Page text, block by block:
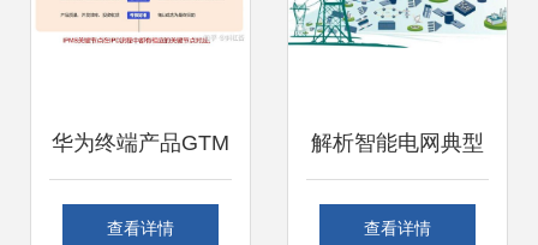
图与信息系统运行 图与信息系统运行
华为终端产品GTM
与IPMS流程体系
查看详情
解析智能电网典型
应用与信息系统运
查看详情